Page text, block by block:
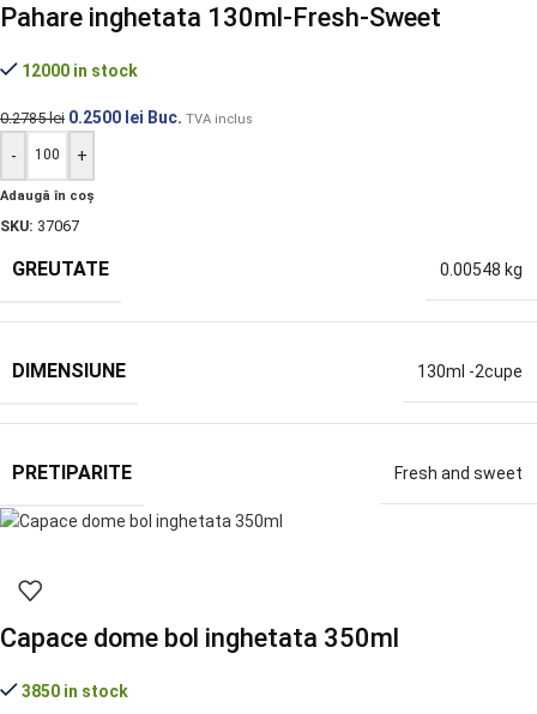
Pahare inghetata 130ml-Fresh-Sweet
12000 in stock
0.2785lei 0.2500 lei Buc. TVA inclus
- +
Adaugă în coș
SKU: 37067
GREUTATE 0.00548 kg
DIMENSIUNE 130ml -2cupe
PRETIPARITE Fresh and sweet
Capace dome bol inghetata 350ml
3850 in stock